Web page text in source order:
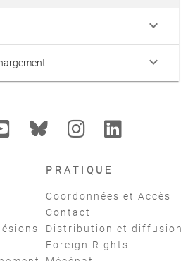
keyboard_arrow_down
keyboard_arrow_down
PRATIQUE
Coordonnées et Accès
Contact
Distribution et diffusion
Foreign Rights